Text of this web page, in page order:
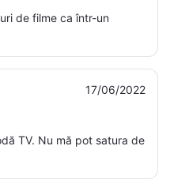
de filme ca într-un
17/06/2022
TV. Nu mă pot satura de